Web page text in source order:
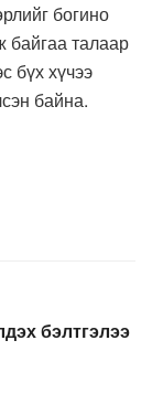
богино
байгаа талаар
бүх хүчээ
байна.
бэлтгэлээ